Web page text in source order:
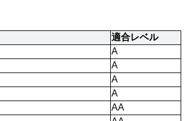
適合レベル
A
A
A
A
AA